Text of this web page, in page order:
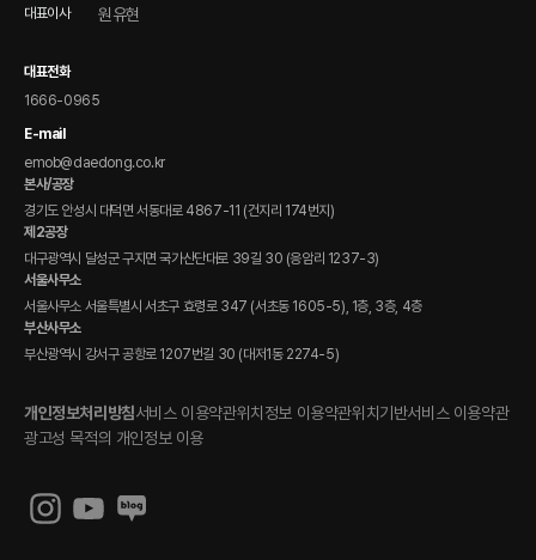
제품 자료 다운로드
개인정보처리방침서비스 이용약관위치정보 이용약관위치기반서비스 이용약관
광고성 목적의 개인정보 이용
대표이사 원유현
대표전화
1666-0965
E-mail
emob@daedong.co.kr
본사/공장
경기도 안성시 대덕면 서동대로 4867-11 (건지리 174번지)
제2공장
대구광역시 달성군 구지면 국가산단대로 39길 30 (응암리 1237-3)
서울사무소
서울사무소 서울특별시 서초구 효령로 347 (서초동 1605-5), 1층, 3층, 4층
부산사무소
부산광역시 강서구 공항로 1207번길 30 (대저1동 2274-5)